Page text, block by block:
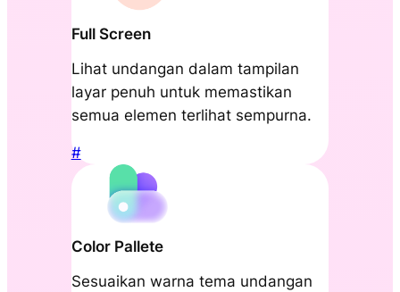
Full Screen
Lihat undangan dalam tampilan
layar penuh untuk memastikan
semua elemen terlihat sempurna.
#
Color Pallete
Sesuaikan warna tema undangan